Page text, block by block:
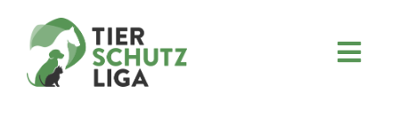
content